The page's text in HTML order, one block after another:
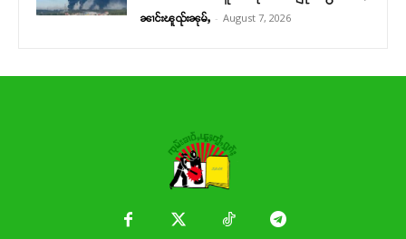
ၼၢင်းၽူၺ်းၼုမ်ႇ - August 7, 2026